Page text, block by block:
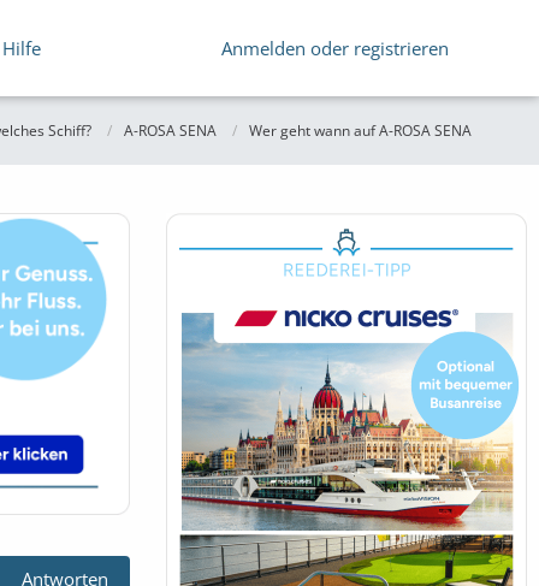
Hilfe Anmelden oder registrieren
Schiff? A-ROSA SENA Wer geht wann auf A-ROSA SENA
Antworten